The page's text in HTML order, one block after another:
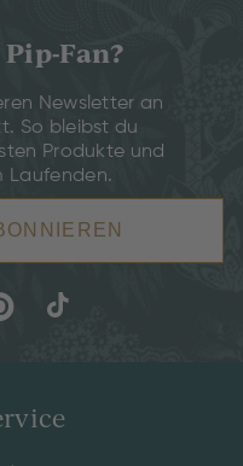
Fan?
Newsletter an
So bleibst du
Produkte und
Laufenden.